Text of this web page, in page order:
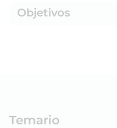
Objetivos
Temario